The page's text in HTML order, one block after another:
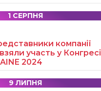
1 СЕРПНЯ
компанії
участь у Конгресі
2024
9 ЛИПНЯ